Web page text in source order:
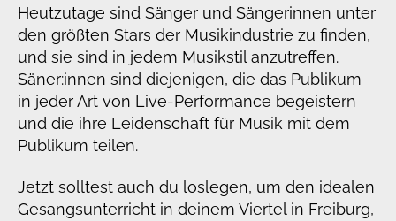
Heutzutage sind Sänger und Sängerinnen unter
den größten Stars der Musikindustrie zu finden,
und sie sind in jedem Musikstil anzutreffen.
Säner:innen sind diejenigen, die das Publikum
in jeder Art von Live-Performance begeistern
und die ihre Leidenschaft für Musik mit dem
Publikum teilen.
Jetzt solltest auch du loslegen, um den idealen
Gesangsunterricht in deinem Viertel in Freiburg,